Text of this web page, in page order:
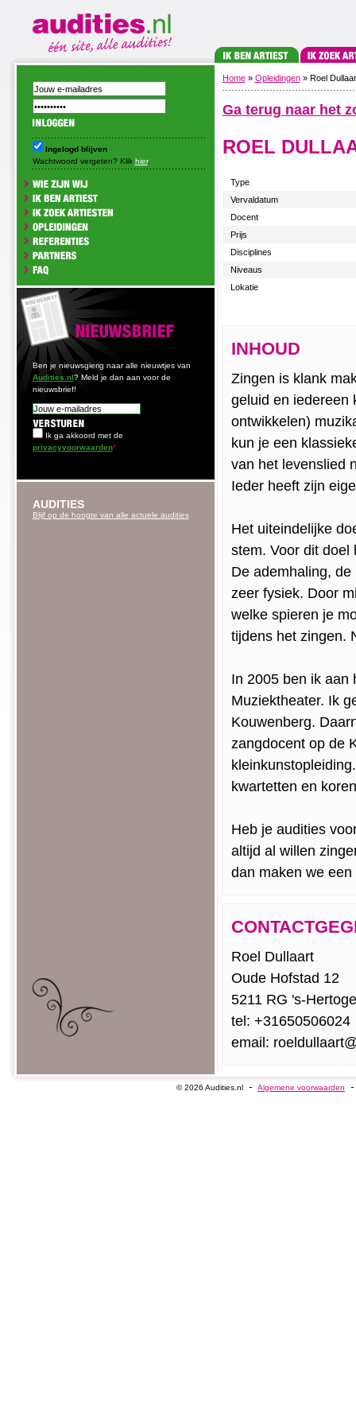
Ingelogd blijven
Wachtwoord vergeten? Klik hier.
Ben je nieuwsgierig naar alle nieuwtjes van
Audities.nl? Meld je dan aan voor de
nieuwsbrief!
Ik ga akkoord met de
privacyvoorwaarden*
AUDITIES
Blijf op de hoogte van alle actuele audities
Home » Opleidingen » Roel
Ga terug naar het
ROEL
Type
Vervaldatum
Docent
Prijs
Disciplines
Niveaus
Lokatie
INHOUD
Zingen is klank
geluid en iedereen
ontwikkelen)
kun je een
van het levenslied
Ieder heeft zijn
Het uiteindelijke
stem. Voor dit doel
De ademhaling,
zeer fysiek. Door
welke spieren je
tijdens het zingen.
In 2005 ben ik aan
Muziektheater. Ik
Kouwenberg.
zangdocent op de
kwartetten en
Heb je audities
altijd al willen
dan maken we een
Roel Dullaart
Oude Hofstad 12
5211 RG 's-
tel: +31650506024
email:
© 2026 Audities.nl Algemene voorwaarden